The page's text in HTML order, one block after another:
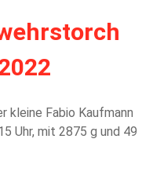
kleine Fabio Kaufmann
Uhr, mit 2875 g und 49